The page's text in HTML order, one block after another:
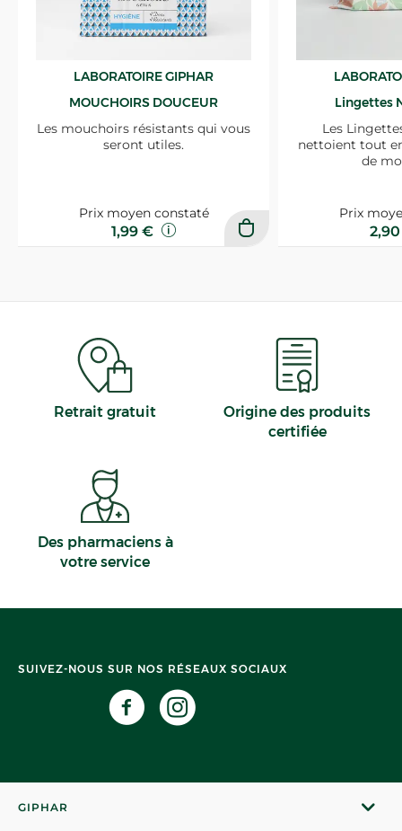
LABORATOIRE GIPHAR
MOUCHOIRS DOUCEUR
Les mouchoirs résistants qui vous
seront utiles.
Prix moyen constaté
1,99 €
Lingettes
Les
nettoient tout
de
Prix
Retrait gratuit
Origine des produits
certifiée
Des pharmaciens à
votre service
SUIVEZ-NOUS SUR NOS RÉSEAUX SOCIAUX
GIPHAR